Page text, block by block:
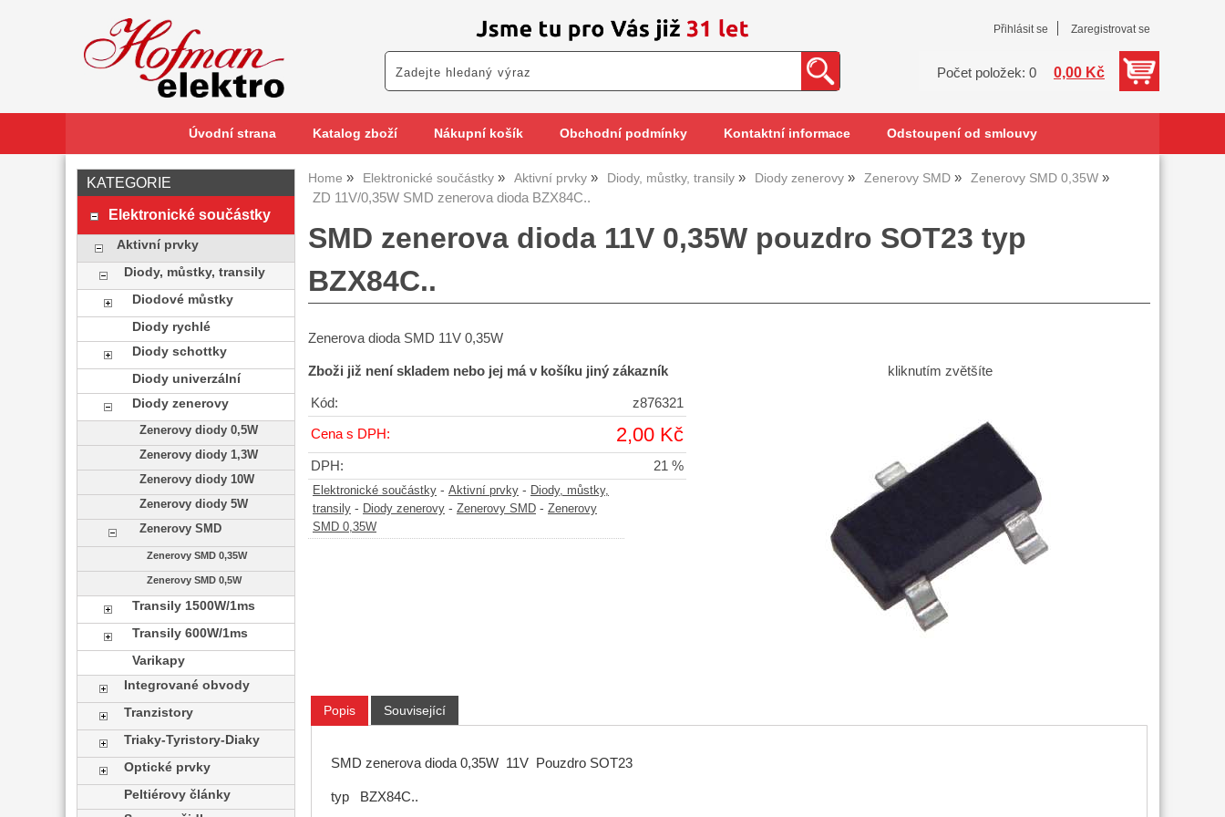
Přihlásit se Zaregistrovat se
Počet položek: 0 0,00 Kč
Úvodní strana Katalog zboží Nákupní košík Obchodní podmínky Kontaktní informace Odstoupení od smlouvy
Home Elektronické součástky Aktivní prvky Diody, můstky, transily Diody zenerovy Zenerovy SMD Zenerovy SMD 0,35W
ZD 11V/0,35W SMD zenerova dioda BZX84C..
SMD zenerova dioda 11V 0,35W pouzdro SOT23 typ
BZX84C..
Zenerova dioda SMD 11V 0,35W
kliknutím zvětšíte
Zboži již není skladem nebo jej má v košíku jiný zákazník
Kód: z876321
Cena s DPH: 2,00 Kč
DPH: 21 %
Elektronické součástky - Aktivní prvky - Diody, můstky,
transily - Diody zenerovy - Zenerovy SMD - Zenerovy
SMD 0,35W
Popis Související
SMD zenerova dioda 0,35W 11V Pouzdro SOT23
typ BZX84C..
KATEGORIE
Elektronické součástky
Aktivní prvky
Diody, můstky, transily
Diodové můstky
Diody rychlé
Diody schottky
Diody univerzální
Diody zenerovy
Zenerovy diody 0,5W
Zenerovy diody 1,3W
Zenerovy diody 10W
Zenerovy diody 5W
Zenerovy SMD
Zenerovy SMD 0,35W
Zenerovy SMD 0,5W
Transily 1500W/1ms
Transily 600W/1ms
Varikapy
Integrované obvody
Tranzistory
Triaky-Tyristory-Diaky
Optické prvky
Peltiérovy články